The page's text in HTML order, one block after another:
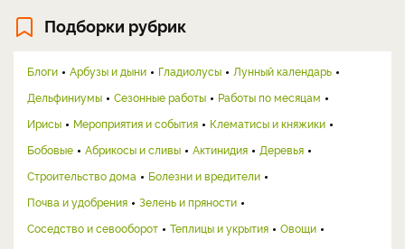
Подборки рубрик
Блоги Арбузы и дыни Гладиолусы
Лунный календарь
Дельфиниумы
Сезонные работы
Работы по месяцам
Ирисы
Мероприятия и события
Клематисы и княжики
Бобовые
Абрикосы и сливы Актинидия
Деревья
Строительство дома
Болезни и вредители
Почва и удобрения
Зелень и пряности
Соседство и севооборот
Теплицы и укрытия
Овощи